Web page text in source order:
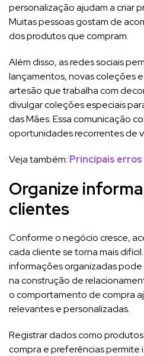
personalização ajudam a criar
Muitas pessoas gostam de
dos produtos que compram.
Além disso, as redes sociais
lançamentos, novas coleções
artesão que trabalha com
divulgar coleções especiais
das Mães. Essa comunicação
oportunidades recorrentes de
Veja também: Principais
Organize
clientes
Conforme o negócio cresce,
cada cliente se torna mais
informações organizadas
na construção de
o comportamento de compra
relevantes e personalizadas.
Registrar dados como
compra e preferências